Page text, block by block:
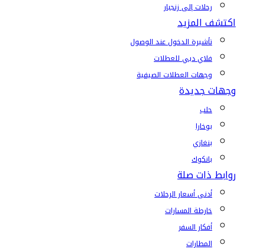
رحلات إلى زنجبار
اكتشف المزيد
تأشيرة الدخول عند الوصول
فلاي دبي للعطلات
وجهات العطلات الصيفية
وجهات جديدة
حلب
بوخارا
بنغازي
بانكوك
روابط ذات صلة
أدنى أسعار الرحلات
خارطة المسارات
أفكار السفر
المطارات